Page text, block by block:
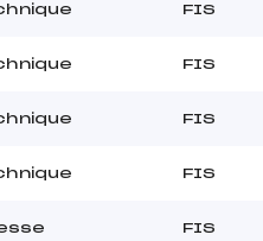
FIS
FIS
FIS
FIS
FIS